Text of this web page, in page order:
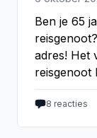
Ben je 65
adres! Het
reisgenoot
8 reacties